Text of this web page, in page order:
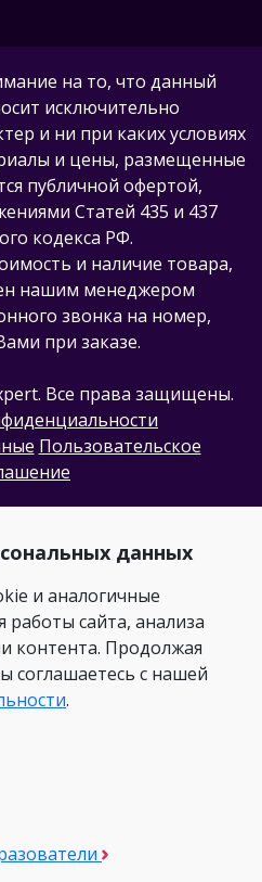
на то, что данный
исключительно
и ни при каких условиях
и цены, размещенные
публичной офертой,
Статей 435 и 437
кодекса РФ.
и наличие товара,
нашим менеджером
звонка на номер,
при заказе.
Все права защищены.
Пользовательское
данных
и аналогичные
работы сайта, анализа
контента. Продолжая
соглашаетесь с нашей
.